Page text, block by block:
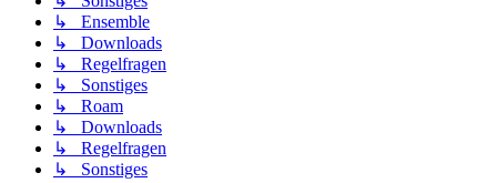
↳ Ensemble
↳ Downloads
↳ Regelfragen
↳ Sonstiges
↳ Roam
↳ Downloads
↳ Regelfragen
↳ Sonstiges